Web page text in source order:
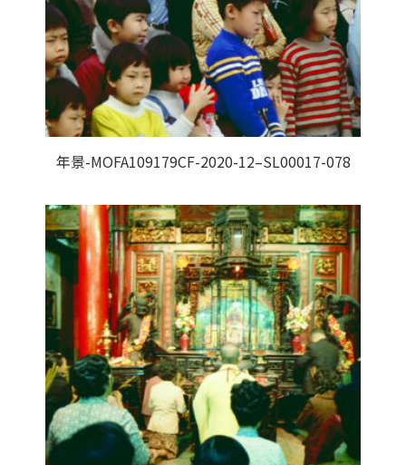
年景-MOFA109179CF-2020-12–SL00017-078